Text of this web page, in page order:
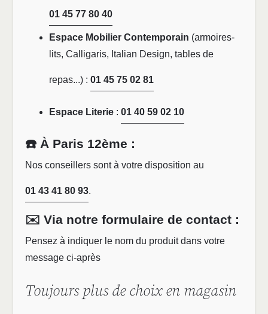
01 45 77 80 40
Espace Mobilier Contemporain (armoires-
lits, Calligaris, Italian Design, tables de
repas...) : 01 45 75 02 81
Espace Literie : 01 40 59 02 10
☎️ À Paris 12ème :
Nos conseillers sont à votre disposition au
01 43 41 80 93.
✉️ Via notre formulaire de contact :
Pensez à indiquer le nom du produit dans votre
message ci-après
Toujours plus de choix en magasin